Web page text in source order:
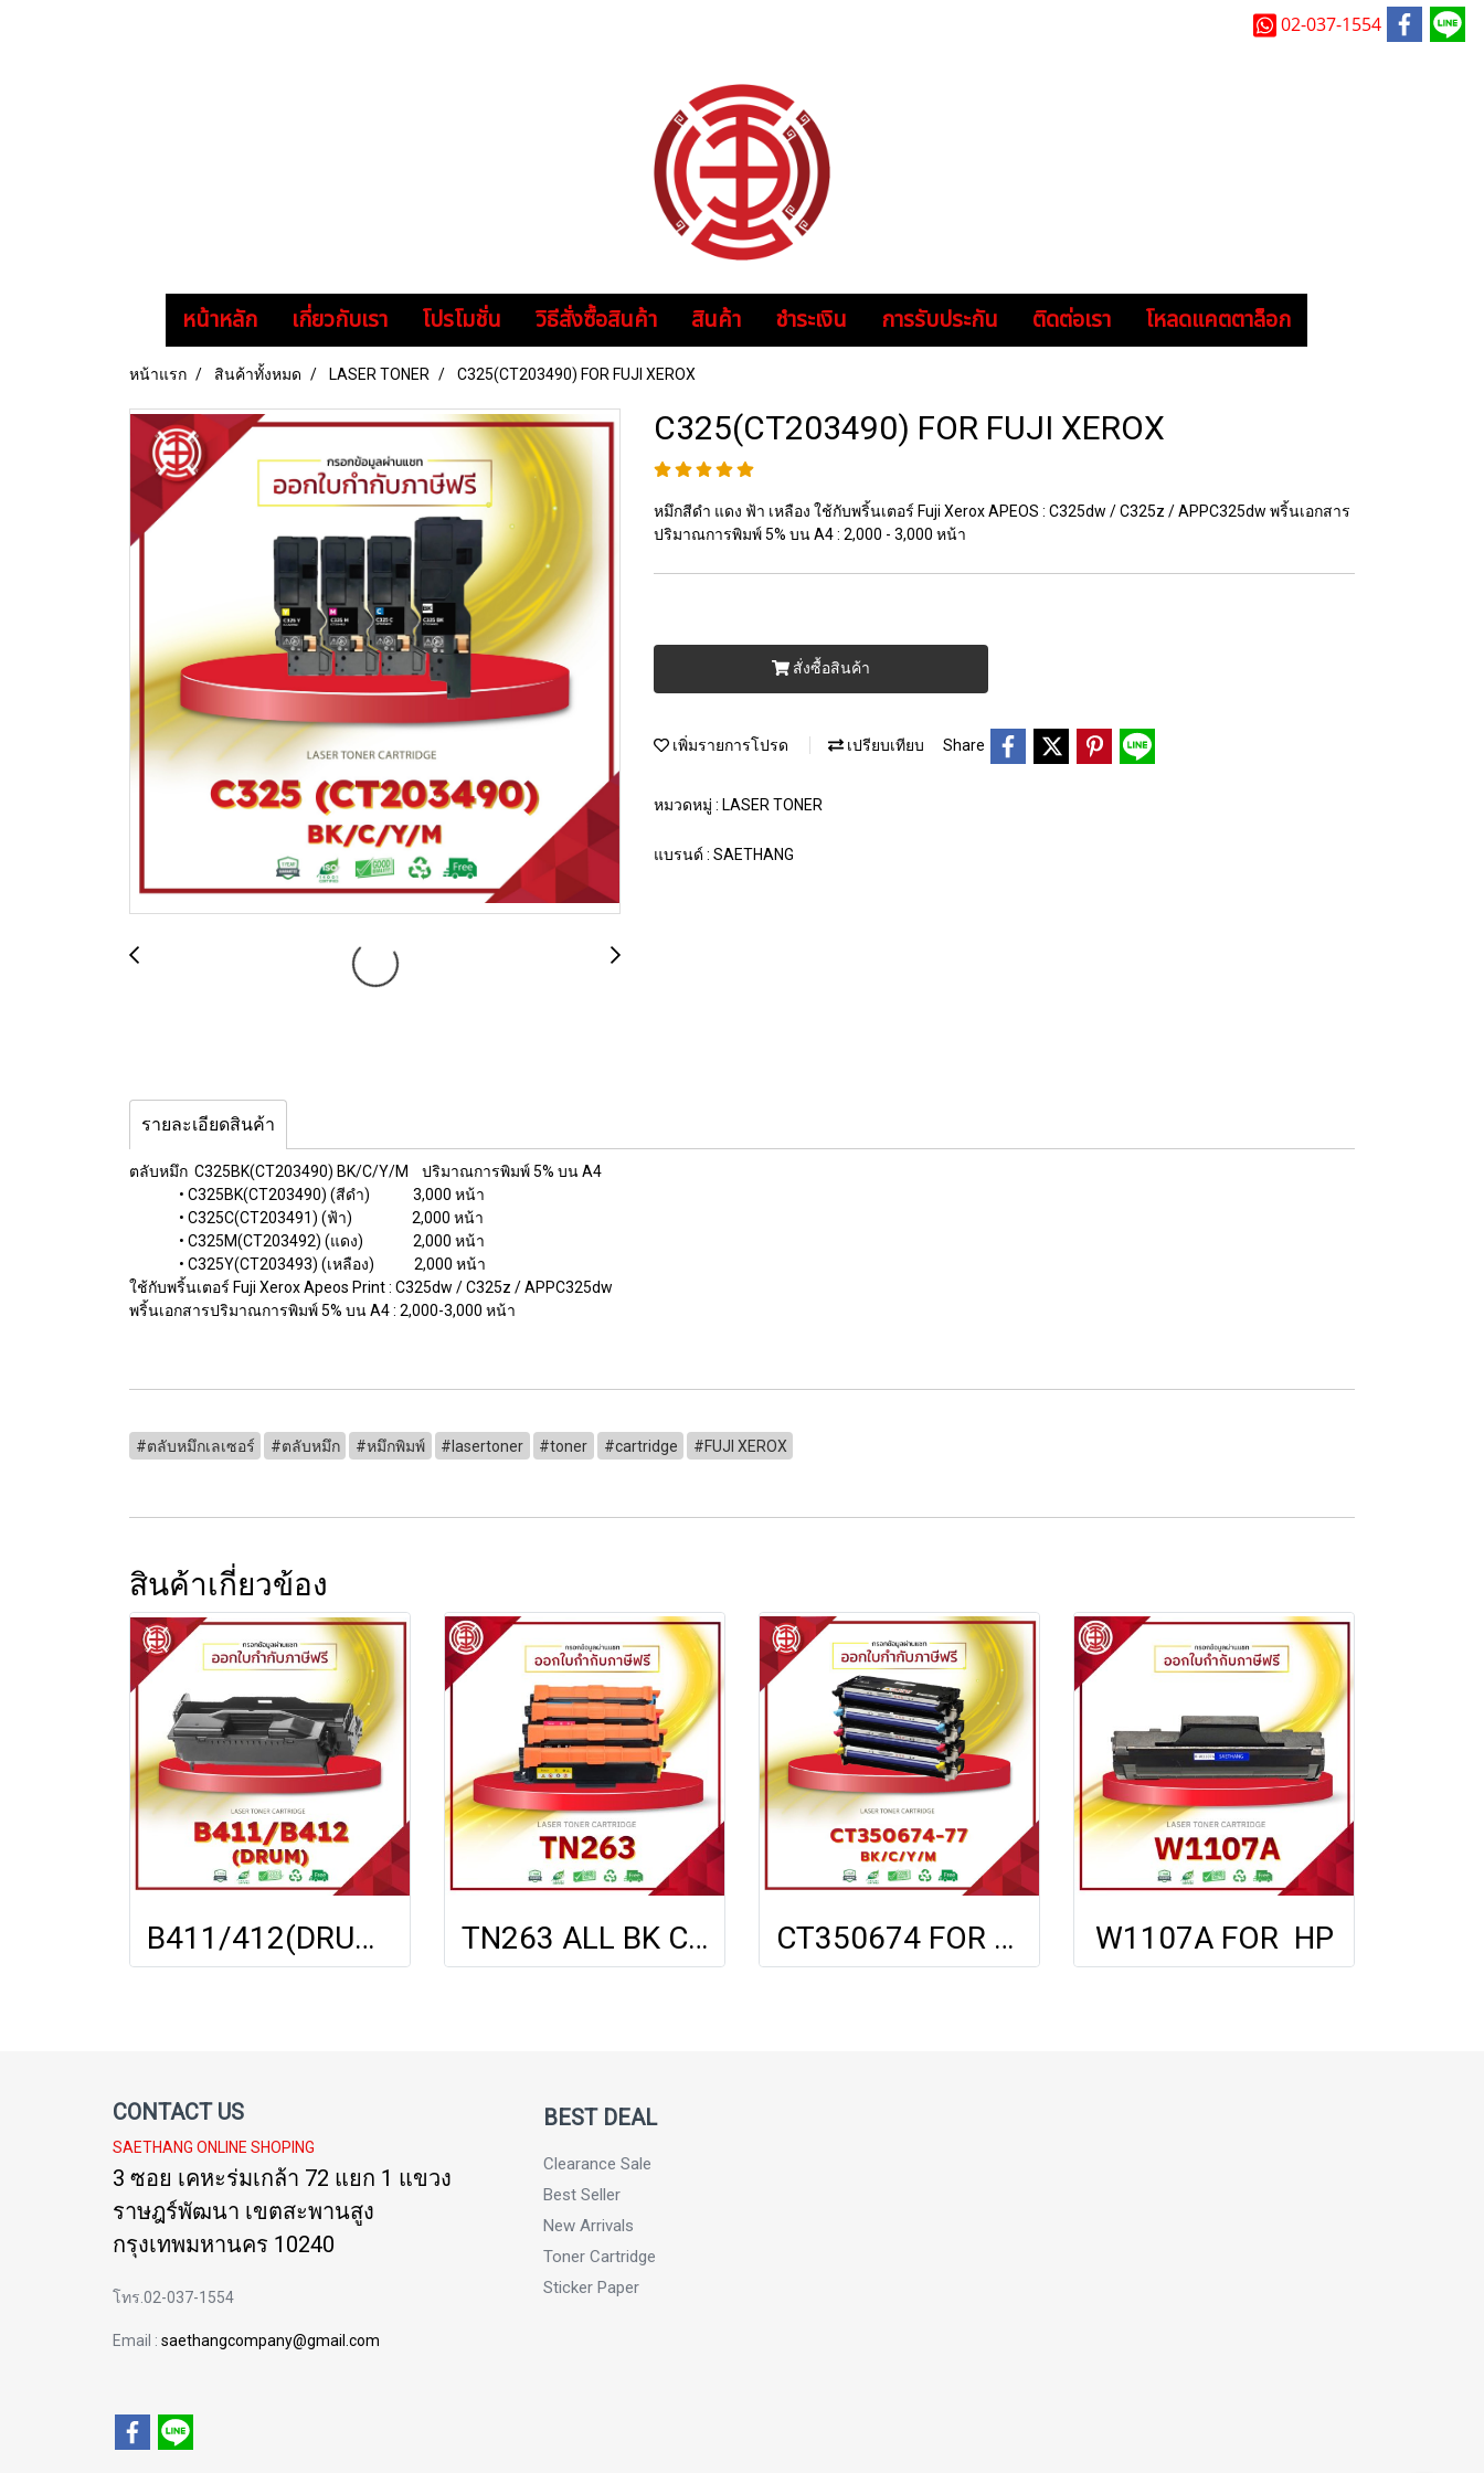
02-037-1554
หน้าหลัก เกี่ยวกับเรา โปรโมชั่น วิธีสั่งซื้อสินค้า สินค้า ชำระเงิน การรับประกัน ติดต่อเรา โหลดแคตตาล็อก
หน้าแรก สินค้าทั้งหมด LASER TONER C325(CT203490) FOR FUJI XEROX
C325(CT203490) FOR FUJI XEROX
หมึกสีดำ แดง ฟ้า เหลือง ใช้กับพริ้นเตอร์ Fuji Xerox APEOS : C325dw / C325z / APPC325dw พริ้นเอกสาร
ปริมาณการพิมพ์ 5% บน A4 : 2,000 - 3,000 หน้า
สั่งซื้อสินค้า
เพิ่มรายการโปรด เปรียบเทียบ Share
หมวดหมู่ : LASER TONER
แบรนด์ : SAETHANG
รายละเอียดสินค้า
ตลับหมึก C325BK(CT203490) BK/C/Y/M ปริมาณการพิมพ์ 5% บน A4
• C325BK(CT203490) (สีดำ) 3,000 หน้า
• C325C(CT203491) (ฟ้า) 2,000 หน้า
• C325M(CT203492) (แดง) 2,000 หน้า
• C325Y(CT203493) (เหลือง) 2,000 หน้า
ใช้กับพริ้นเตอร์ Fuji Xerox Apeos Print : C325dw / C325z / APPC325dw
พริ้นเอกสารปริมาณการพิมพ์ 5% บน A4 : 2,000-3,000 หน้า
#ตลับหมึกเลเซอร์ #ตลับหมึก #หมึกพิมพ์ #lasertoner #toner #cartridge #FUJI XEROX
สินค้าเกี่ยวข้อง
B411/412(DRUM) FOR OKI TN263 ALL BK C M Y FOR BROTHER CT350674 FOR FUJI XEROX W1107A FOR HP
CONTACT US
SAETHANG ONLINE SHOPING
3 ซอย เคหะร่มเกล้า 72 แยก 1 แขวง
ราษฎร์พัฒนา เขตสะพานสูง
กรุงเทพมหานคร 10240
โทร.02-037-1554
Email : saethangcompany@gmail.com
BEST DEAL
Clearance Sale
Best Seller
New Arrivals
Toner Cartridge
Sticker Paper